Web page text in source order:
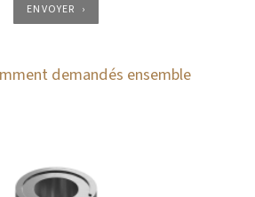
ENVOYER
demandés ensemble